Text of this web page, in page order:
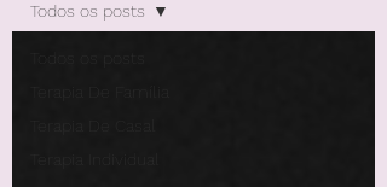
Todos os posts